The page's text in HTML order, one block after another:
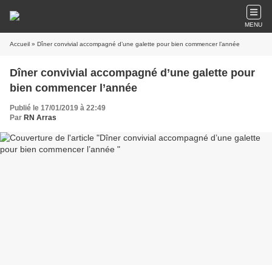
MENU
Accueil » Dîner convivial accompagné d’une galette pour bien commencer l’année
Dîner convivial accompagné d’une galette pour
bien commencer l’année
Publié le 17/01/2019 à 22:49
Par RN Arras